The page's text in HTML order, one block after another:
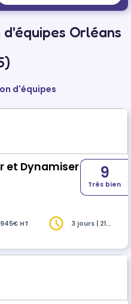
Orléans
d'équipes
et Dynamiser
9
Très bien
HT
3 jours | 21